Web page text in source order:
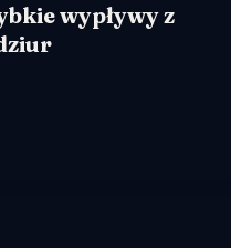
wypływy z